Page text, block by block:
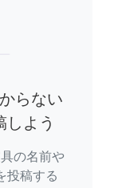
らない
しよう
の名前や
投稿する